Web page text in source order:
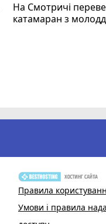
На Смотричі
катамаран з
Правила
Умови і правила